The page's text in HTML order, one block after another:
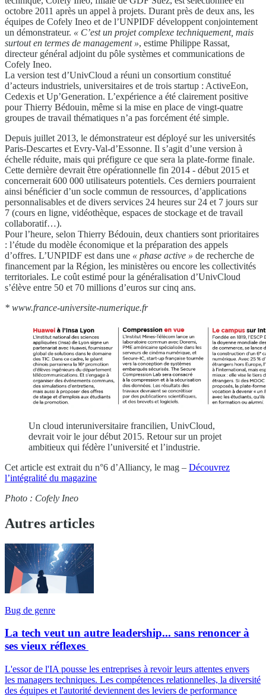
octobre 2011 après un appel à projets. Durant près de deux ans, les
équipes de Cofely Ineo et de l’UNPIDF développent conjointement
un démonstrateur. « C’est un projet complexe techniquement, mais
surtout en termes de management », estime Philippe Rassat,
directeur général adjoint du pôle systèmes et communications de
Cofely Ineo.
La version test d’UnivCloud a réuni un consortium constitué
d’acteurs industriels, universitaires et de trois startup : ActiveEon,
Cedexis et Up’Generation. L’expérience a été clairement positive
pour Thierry Bédouin, même si la mise en place de vingt-quatre
groupes de travail thématiques n’a pas forcément été simple.
Depuis juillet 2013, le démonstrateur est déployé sur les universités
Paris-Descartes et Evry-Val-d’Essonne. Il s’agit d’une version à
échelle réduite, mais qui préfigure ce que sera la plate-forme finale.
Cette dernière devrait être opérationnelle fin 2014 - début 2015 et
concernerait 600 000 utilisateurs potentiels. Ces derniers pourraient
ainsi bénéficier d’un socle commun de ressources, d’applications
personnalisables et de divers services 24 heures sur 24 et 7 jours sur
7 (cours en ligne, vidéothèque, espaces de stockage et de travail
collaboratif…).
Pour l’heure, selon Thierry Bédouin, deux chantiers sont prioritaires
: l’étude du modèle économique et la préparation des appels
d’offres. L’UNPIDF est dans une « phase active » de recherche de
financement par la Région, les ministères ou encore les collectivités
territoriales. Le coût estimé pour la généralisation d’UnivCloud
s’élève entre 50 et 70 millions d’euros sur cinq ans.
* www.france-universite-numerique.fr
Un cloud interuniversitaire francilien, UnivCloud,
devrait voir le jour début 2015. Retour sur un projet
ambitieux qui fédère l’université et l’industrie.
Cet article est extrait du n°6 d’Alliancy, le mag – Découvrez
l’intégralité du magazine
Photo : Cofely Ineo
Autres articles
Bug de genre
La tech veut un autre leadership... sans renoncer à
ses vieux réflexes
L'essor de l'IA pousse les entreprises à revoir leurs attentes envers
les managers techniques. Les compétences relationnelles, la diversité
des équipes et l'autorité deviennent des leviers de performance